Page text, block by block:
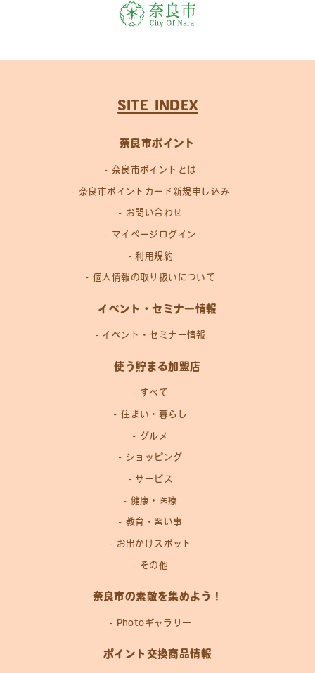
SITE INDEX
奈良市ポイント
奈良市ポイントとは
奈良市ポイントカード新規申し込み
お問い合わせ
マイページログイン
利用規約
個人情報の取り扱いについて
イベント・セミナー情報
イベント・セミナー情報
使う貯まる加盟店
すべて
住まい・暮らし
グルメ
ショッピング
サービス
健康・医療
教育・習い事
お出かけスポット
その他
奈良市の素敵を集めよう！
Photoギャラリー
ポイント交換商品情報